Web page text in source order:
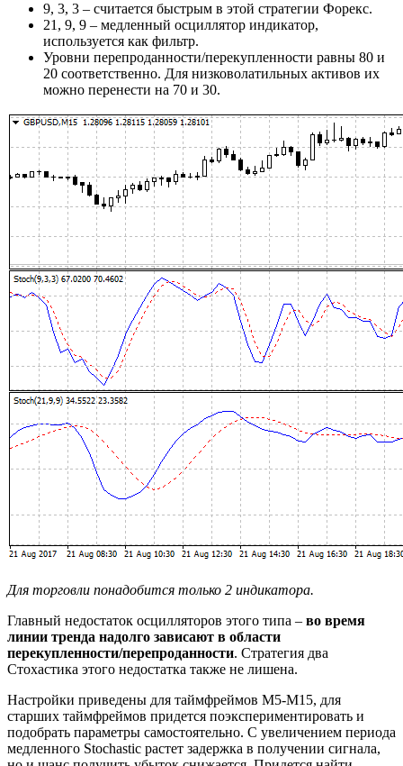
9, 3, 3 – считается быстрым в этой стратегии Форекс.
21, 9, 9 – медленный осциллятор индикатор,
используется как фильтр.
Уровни перепроданности/перекупленности равны 80 и
20 соответственно. Для низковолатильных активов их
можно перенести на 70 и 30.
Для торговли понадобится только 2 индикатора.
Главный недостаток осцилляторов этого типа – во время
линии тренда надолго зависают в области
перекупленности/перепроданности. Стратегия два
Стохастика этого недостатка также не лишена.
Настройки приведены для таймфреймов M5-M15, для
старших таймфреймов придется поэкспериментировать и
подобрать параметры самостоятельно. С увеличением периода
медленного Stochastic растет задержка в получении сигнала,